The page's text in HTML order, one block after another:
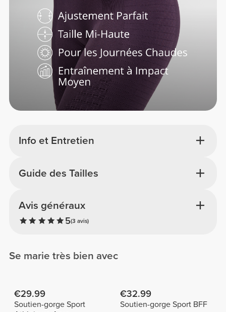
Info et Entretien
Avis généraux
5(3 avis)
Guide des Tailles
Se marie très bien avec
€29.99
Soutien-gorge Sport
€32.99
Soutien-gorge Sport BFF